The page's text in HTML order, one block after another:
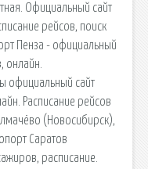
Официальный сайт
рейсов, поиск
Пенза - официальный
онлайн.
официальный сайт
Расписание рейсов
(Новосибирск),
Саратов
расписание.